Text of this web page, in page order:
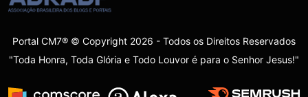
Portal CM7® © Copyright 2026 - Todos os Direitos Reservados
"Toda Honra, Toda Glória e Todo Louvor é para o Senhor Jesus!"